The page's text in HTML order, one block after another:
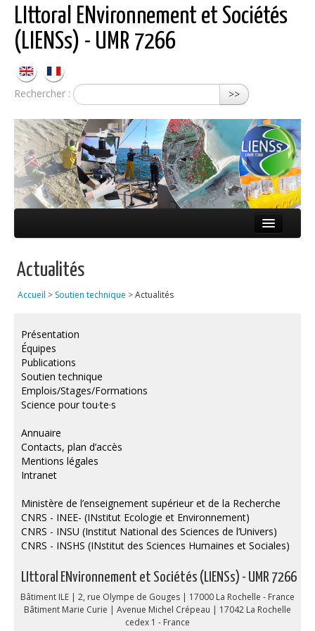
LIttoral ENvironnement et Sociétés
(LIENSs) - UMR 7266
Rechercher : >>
Équipes
Réseaux
Publications
Soutien technique
Données
Emplois/Stages/Formations
Science pour tou·te·s
Actualités
Actualités
Accueil > Soutien technique >Actualités
Présentation
Équipes
Publications
Soutien technique
Emplois/Stages/Formations
Science pour tou·te·s
Annuaire
Contacts, plan d’accès
Mentions légales
Intranet
Ministère de l’enseignement supérieur et de la Recherche
CNRS - INEE- (INstitut Ecologie et Environnement)
CNRS - INSU (Institut National des Sciences de l’Univers)
CNRS - INSHS (INstitut des Sciences Humaines et Sociales)
LIttoral ENvironnement et Sociétés (LIENSs) - UMR 7266
Bâtiment ILE | 2, rue Olympe de Gouges | 17000 La Rochelle - France
Bâtiment Marie Curie | Avenue Michel Crépeau | 17042 La Rochelle
cedex 1 - France